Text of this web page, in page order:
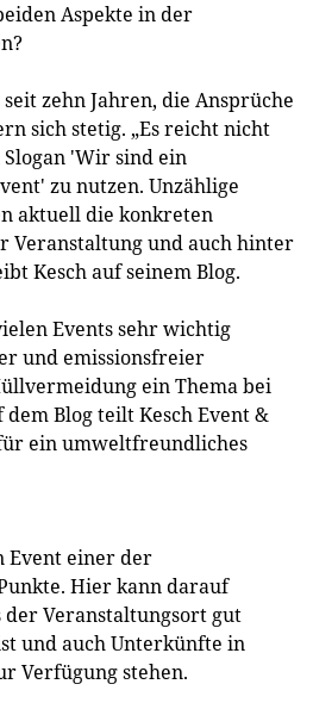
Aspekte in der
seit zehn Jahren, die Ansprüche
sich stetig. „Es reicht nicht
'Wir sind ein
zu nutzen. Unzählige
aktuell die konkreten
Veranstaltung und auch hinter
Kesch auf seinem Blog.
Events sehr wichtig
und emissionsfreier
ein Thema bei
Blog teilt Kesch Event &
ein umweltfreundliches
Event einer der
Hier kann darauf
der Veranstaltungsort gut
und auch Unterkünfte in
Verfügung stehen.